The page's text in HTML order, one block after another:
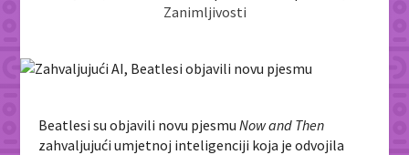
Zanimljivosti
Beatlesi su objavili novu pjesmuNow and Then
zahvaljujući umjetnoj inteligenciji koja je odvojila